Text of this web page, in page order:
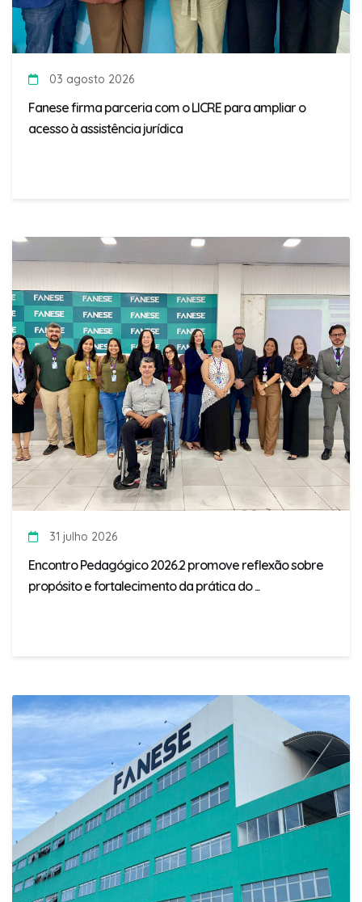
03 agosto 2026
Fanese firma parceria com o LICRE para ampliar o
acesso à assistência jurídica
31 julho 2026
Encontro Pedagógico 2026.2 promove reflexão sobre
propósito e fortalecimento da prática do ...